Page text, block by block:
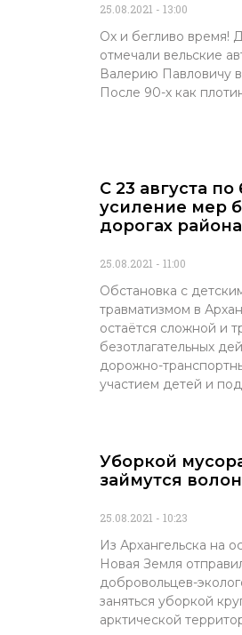
25.08.2021 13:00
Ох и бегливо время!
отмечали вельские
Валерию Павловичу
После 90-х как
С 23 августа по
усиление мер
дорогах района
25.08.2021 11:00
Обстановка с
травматизмом в
остаётся сложной и
безотлагательных
дорожно-
участием детей и
Уборкой
займутся
25.08.2021 10:23
Из Архангельска на
Новая Земля
добровольцев-
заняться уборкой
арктической